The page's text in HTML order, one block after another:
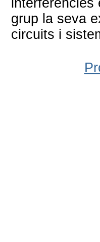
interferències
grup la seva
circuits i